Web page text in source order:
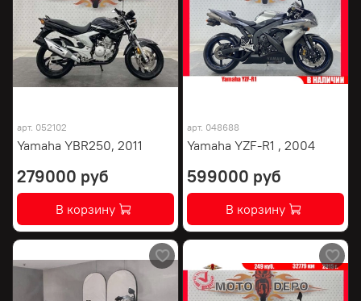
арт. 052102
Yamaha YBR250, 2011
279000 руб
В корзину
арт. 048688
Yamaha YZF-R1 , 2004
599000 руб
В корзину